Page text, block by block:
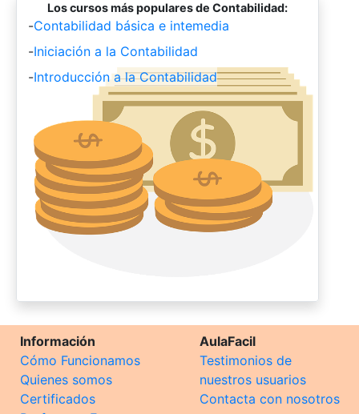
Los cursos más populares de Contabilidad:
-Contabilidad básica e intemedia
-Iniciación a la Contabilidad
-Introducción a la Contabilidad
Información
Cómo Funcionamos
Quienes somos
Certificados
AulaFacil
Testimonios de
nuestros usuarios
Contacta con nosotros